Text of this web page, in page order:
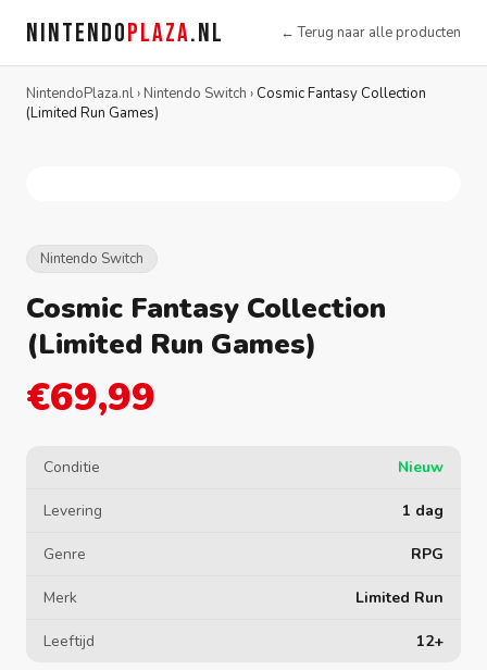
NINTENDOPLAZA.NL ← Terug naar alle producten
NintendoPlaza.nl› Nintendo Switch › Cosmic Fantasy Collection
(Limited Run Games)
Nintendo Switch
Cosmic Fantasy Collection
(Limited Run Games)
€69,99
Conditie Nieuw
Levering 1 dag
Genre RPG
Merk Limited Run
Leeftijd 12+